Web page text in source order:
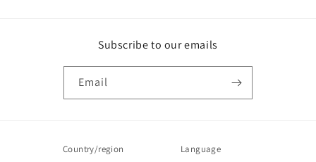
Subscribe to our emails
Email
Country/region Language